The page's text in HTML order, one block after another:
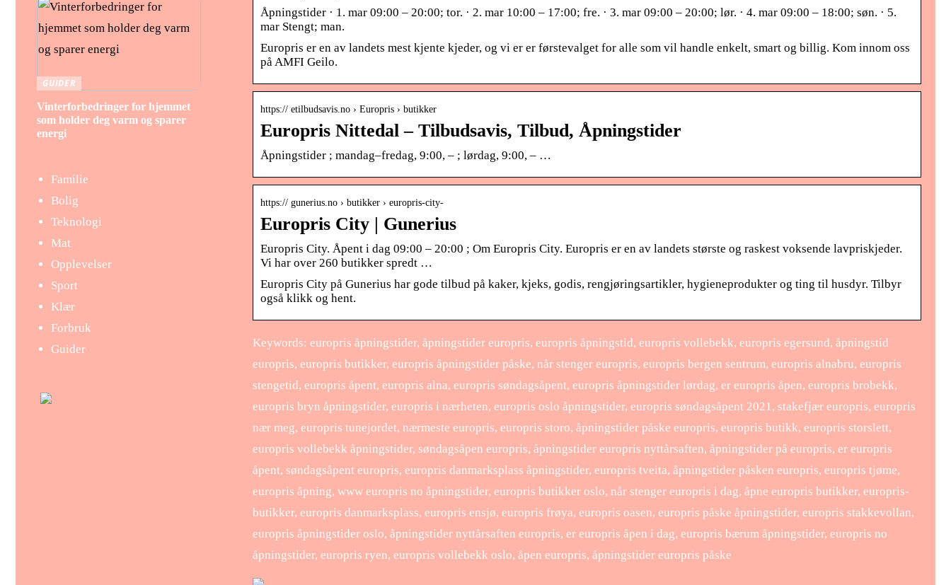
Åpningstider · 1. mar 09:00 – 20:00; tor. · 2. mar 10:00 – 17:00; fre. · 3. mar 09:00 – 20:00; lør. · 4. mar 09:00 – 18:00; søn. · 5.
mar Stengt; man.
Europris er en av landets mest kjente kjeder, og vi er er førstevalget for alle som vil handle enkelt, smart og billig. Kom innom oss
på AMFI Geilo.
https:// etilbudsavis.no › Europris › butikker
Europris Nittedal – Tilbudsavis, Tilbud, Åpningstider
Åpningstider ; mandag–fredag, 9:00, – ; lørdag, 9:00, – …
https:// gunerius.no › butikker › europris-city-
Europris City | Gunerius
Europris City. Åpent i dag 09:00 – 20:00 ; Om Europris City. Europris er en av landets største og raskest voksende lavpriskjeder.
Vi har over 260 butikker spredt …
Europris City på Gunerius har gode tilbud på kaker, kjeks, godis, rengjøringsartikler, hygieneprodukter og ting til husdyr. Tilbyr
også klikk og hent.
Keywords: europris åpningstider, åpningstider europris, europris åpningstid, europris vollebekk, europris egersund, åpningstid
europris, europris butikker, europris åpningstider påske, når stenger europris, europris bergen sentrum, europris alnabru, europris
stengetid, europris åpent, europris alna, europris søndagsåpent, europris åpningstider lørdag, er europris åpen, europris brobekk,
europris bryn åpningstider, europris i nærheten, europris oslo åpningstider, europris søndagsåpent 2021, stakefjær europris, europris
nær meg, europris tunejordet, nærmeste europris, europris storo, åpningstider påske europris, europris butikk, europris storslett,
europris vollebekk åpningstider, søndagsåpen europris, åpningstider europris nyttårsaften, åpningstider på europris, er europris
åpent, søndagsåpent europris, europris danmarksplass åpningstider, europris tveita, åpningstider påsken europris, europris tjøme,
europris åpning, www europris no åpningstider, europris butikker oslo, når stenger europris i dag, åpne europris butikker, europris-
butikker, europris danmarksplass, europris ensjø, europris frøya, europris oasen, europris påske åpningstider, europris stakkevollan,
europris åpningstider oslo, åpningstider nyttårsaften europris, er europris åpen i dag, europris bærum åpningstider, europris no
åpningstider, europris ryen, europris vollebekk oslo, åpen europris, åpningstider europris påske
GUIDER
Vinterforbedringer for hjemmet
som holder deg varm og sparer
energi
Familie
Bolig
Teknologi
Mat
Opplevelser
Sport
Klær
Forbruk
Guider